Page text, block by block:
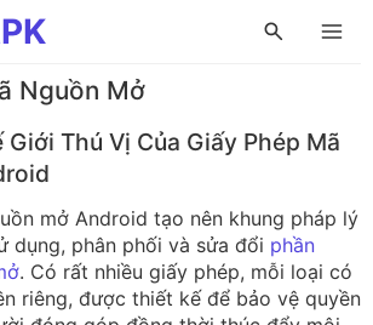
Nguồn Mở
Giới Thú Vị Của Giấy Phép Mã
mở Android tạo nên khung pháp lý
dụng, phân phối và sửa đổi phần
. Có rất nhiều giấy phép, mỗi loại có
riêng, được thiết kế để bảo vệ quyền